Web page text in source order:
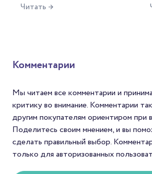
называется она — чаепитие.
напиток нашёл отражение и
Читать →
Комментарии
Мы читаем все комментарии и
критику во внимание. Комментарии
другим покупателям ориентиром при
Поделитесь своим мнением, и вы
сделать правильный выбор.
только для авторизованных